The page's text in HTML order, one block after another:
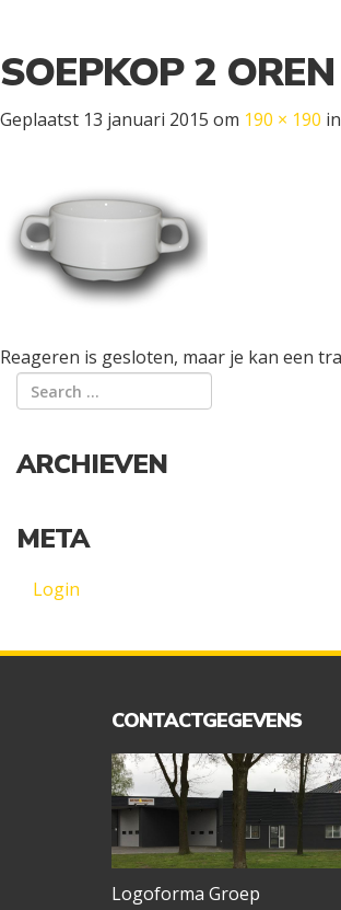
SOEPKOP 2 OREN
Geplaatst 13 januari 2015 om 190 × 190 in
Reageren is gesloten, maar je kan een
ARCHIEVEN
META
Login
CONTACTGEGEVENS
Logoforma Groep